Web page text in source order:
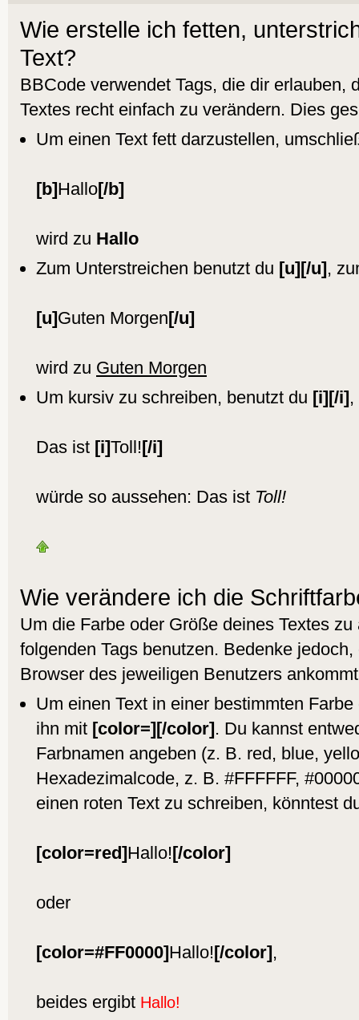
Wie erstelle ich fetten,
Text?
BBCode verwendet Tags, die dir erlauben,
Textes recht einfach zu verändern. Dies
Um einen Text fett darzustellen,
[b]Hallo[/b]
wird zu Hallo
Zum Unterstreichen benutzt du [u][/u],
[u]Guten Morgen[/u]
wird zu Guten Morgen
Um kursiv zu schreiben, benutzt du [i][/i]
Das ist [i]Toll![/i]
würde so aussehen: Das ist Toll!
Wie verändere ich die
Um die Farbe oder Größe deines Textes
folgenden Tags benutzen. Bedenke
Browser des jeweiligen Benutzers
Um einen Text in einer bestimmten
ihn mit [color=][/color]. Du kannst
Farbnamen angeben (z. B. red, blue,
Hexadezimalcode, z. B. #FFFFFF,
einen roten Text zu schreiben, könntest
[color=red]Hallo![/color]
oder
[color=#FF0000]Hallo![/color],
beides ergibt Hallo!